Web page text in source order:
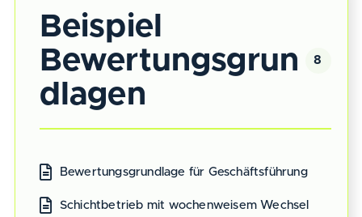
Beispiel
Bewertungsgrun
dlagen
8
Bewertungsgrundlage für Geschäftsführung
Schichtbetrieb mit wochenweisem Wechsel